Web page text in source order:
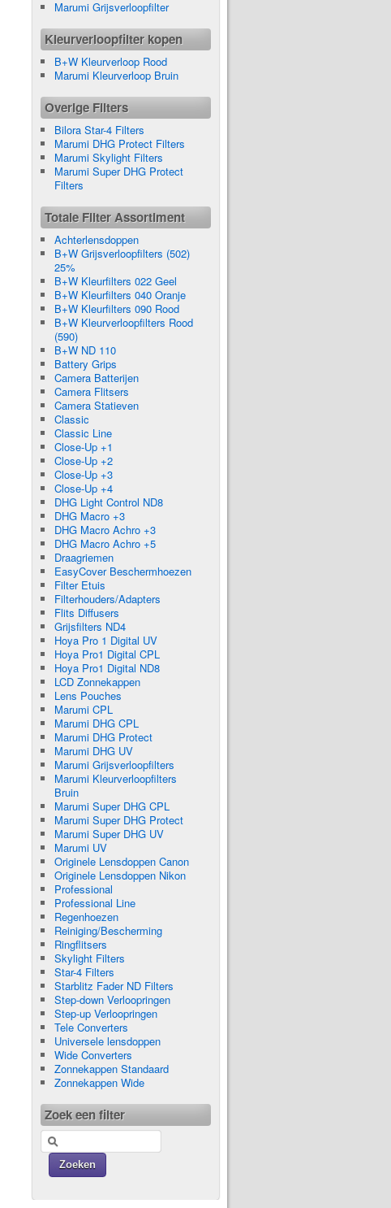
Marumi Grijsverloopfilter
Kleurverloopfilter kopen
B+W Kleurverloop Rood
Marumi Kleurverloop Bruin
Overige Filters
Bilora Star-4 Filters
Marumi DHG Protect Filters
Marumi Skylight Filters
Marumi Super DHG Protect
Filters
Totale Filter Assortiment
Achterlensdoppen
B+W Grijsverloopfilters (502)
25%
B+W Kleurfilters 022 Geel
B+W Kleurfilters 040 Oranje
B+W Kleurfilters 090 Rood
B+W Kleurverloopfilters Rood
(590)
B+W ND 110
Battery Grips
Camera Batterijen
Camera Flitsers
Camera Statieven
Classic
Classic Line
Close-Up +1
Close-Up +2
Close-Up +3
Close-Up +4
DHG Light Control ND8
DHG Macro +3
DHG Macro Achro +3
DHG Macro Achro +5
Draagriemen
EasyCover Beschermhoezen
Filter Etuis
Filterhouders/Adapters
Flits Diffusers
Grijsfilters ND4
Hoya Pro 1 Digital UV
Hoya Pro1 Digital CPL
Hoya Pro1 Digital ND8
LCD Zonnekappen
Lens Pouches
Marumi CPL
Marumi DHG CPL
Marumi DHG Protect
Marumi DHG UV
Marumi Grijsverloopfilters
Marumi Kleurverloopfilters
Bruin
Marumi Super DHG CPL
Marumi Super DHG Protect
Marumi Super DHG UV
Marumi UV
Originele Lensdoppen Canon
Originele Lensdoppen Nikon
Professional
Professional Line
Regenhoezen
Reiniging/Bescherming
Ringflitsers
Skylight Filters
Star-4 Filters
Starblitz Fader ND Filters
Step-down Verloopringen
Step-up Verloopringen
Tele Converters
Universele lensdoppen
Wide Converters
Zonnekappen Standaard
Zonnekappen Wide
Zoek een filter